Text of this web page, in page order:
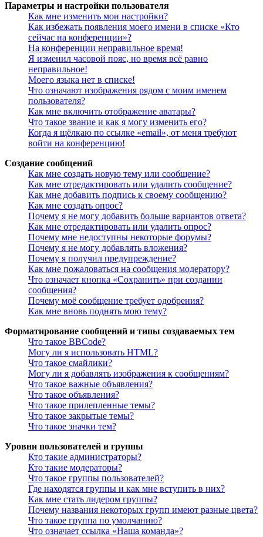
Параметры и настройки пользователя
Как мне изменить мои настройки?
Как избежать появления моего имени в списке «Кто
сейчас на конференции»?
На конференции неправильное время!
Я изменил часовой пояс, но время всё равно
неправильное!
Моего языка нет в списке!
Что означают изображения рядом с моим именем
пользователя?
Как мне включить отображение аватары?
Что такое звание и как я могу изменить его?
Когда я щёлкаю по ссылке «email», от меня требуют
войти на конференцию!
Создание сообщений
Как мне создать новую тему или сообщение?
Как мне отредактировать или удалить сообщение?
Как мне добавить подпись к своему сообщению?
Как мне создать опрос?
Почему я не могу добавить больше вариантов ответа?
Как мне отредактировать или удалить опрос?
Почему мне недоступны некоторые форумы?
Почему я не могу добавлять вложения?
Почему я получил предупреждение?
Как мне пожаловаться на сообщения модератору?
Что означает кнопка «Сохранить» при создании
сообщения?
Почему моё сообщение требует одобрения?
Как мне вновь поднять мою тему?
Форматирование сообщений и типы создаваемых тем
Что такое BBCode?
Могу ли я использовать HTML?
Что такое смайлики?
Могу ли я добавлять изображения к сообщениям?
Что такое важные объявления?
Что такое объявления?
Что такое прилепленные темы?
Что такое закрытые темы?
Что такое значки тем?
Уровни пользователей и группы
Кто такие администраторы?
Кто такие модераторы?
Что такое группы пользователей?
Где находятся группы и как мне вступить в них?
Как мне стать лидером группы?
Почему названия некоторых групп имеют разные цвета?
Что такое группа по умолчанию?
Что означает ссылка «Наша команда»?